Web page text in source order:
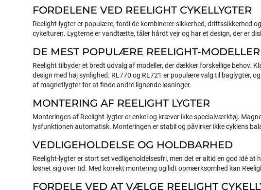
FORDELENE VED REELIGHT CYKELLYGTER
Reelight-lygter er populære, fordi de kombinerer sikkerhed, driftssikkerhed
cykelturen. Lygterne er vandtætte, tåler hårdt vejr og har et design, der er
DE MEST POPULÆRE REELIGHT-MODELLER
Reelight tilbyder et bredt udvalg af modeller, der dækker forskellige behov.
design med høj synlighed. RL770 og RL721 er populære valg til baglygter,
af magnetlygterfor at finde andre lignende løsninger.
MONTERING AF REELIGHT LYGTER
Monteringen af Reelight-lygter er enkel og kræver ikke specialværktøj.
lysfunktionen automatisk. Monteringen er stabil og påvirker ikke cyklens
VEDLIGEHOLDELSE OG HOLDBARHED
Reelight-lygter er stort set vedligeholdelsesfri, men det er altid en god idé
løsnet sig over tid. Med korrekt montering og lidt opmærksomhed kan
FORDELE VED AT VÆLGE REELIGHT